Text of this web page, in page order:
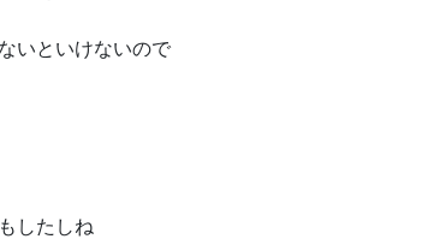
いといけないので
したしね